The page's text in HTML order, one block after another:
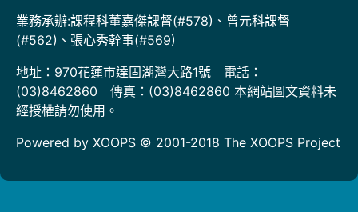
業務承辦:課程科董嘉傑課督(#578)、曾元科課督
(#562)、張心秀幹事(#569)
地址：970花蓮市達固湖灣大路1號 電話：
(03)8462860 傳真：(03)8462860 本網站圖文資料未
經授權請勿使用。
Powered by XOOPS © 2001-2018 The XOOPS Project